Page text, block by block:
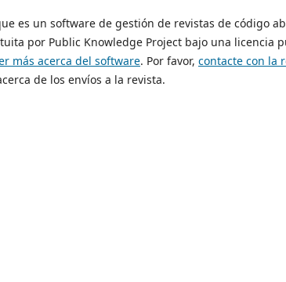
es un software de gestión de revistas de código
por Public Knowledge Project bajo una licencia
más acerca del software. Por favor, contacte con la
de los envíos a la revista.